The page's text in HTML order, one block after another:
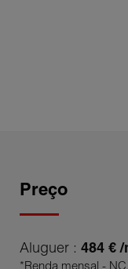
Preço
Aluguer : 484 €
*Renda mensal -